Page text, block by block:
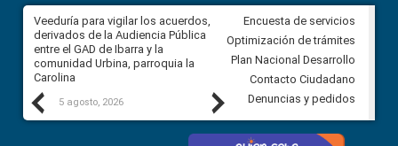
Previous
Veeduría para vigilar los acuerdos,
derivados de la Audiencia Pública
entre el GAD de Ibarra y la
comunidad Urbina, parroquia la
Carolina
5 agosto, 2026
CPCCS convoca a Veeduría
Ciudadana para vigilar el
5 agosto, 2026
Next
Encuesta de servicios
Optimización de trámites
Plan Nacional Desarrollo
Contacto Ciudadano
Denuncias y pedidos